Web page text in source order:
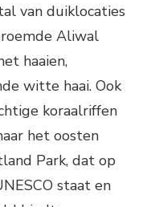
van duiklocaties
Aliwal
haaien,
witte haai. Ook
koraalriffen
het oosten
Park, dat op
staat en